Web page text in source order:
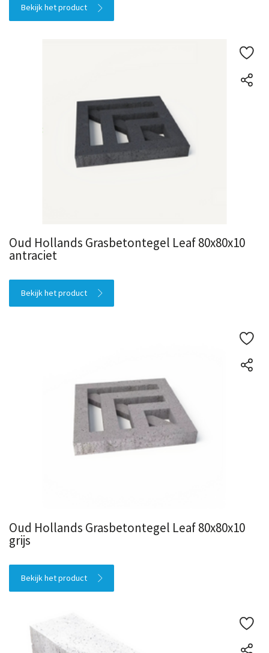
Bekijk het product
Oud Hollands Grasbetontegel Leaf 80x80x10
antraciet
Bekijk het product
Oud Hollands Grasbetontegel Leaf 80x80x10
grijs
Bekijk het product